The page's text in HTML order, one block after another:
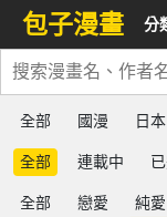
包子漫畫 分
全部 國漫 日本
全部 連載中
全部 戀愛 純愛